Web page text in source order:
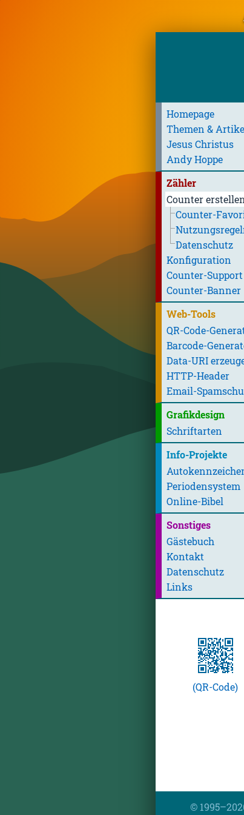
Homepage
Themen &
Jesus Christus
Andy Hoppe
Zähler
Counter
Counter-
Datenschutz
Konfiguration
Counter-Support
Counter-Banner
Web-Tools
QR-Code-
Barcode-
Data-URI
HTTP-Header
Email-
Grafikdesign
Schriftarten
Info-Projekte
Periodensystem
Online-Bibel
Sonstiges
Gästebuch
Kontakt
Datenschutz
Links
(QR-Code)
©